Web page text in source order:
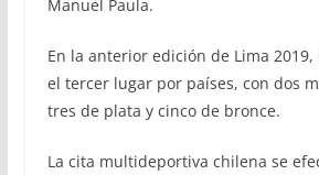
Manuel Paula.
En la anterior edición de Lima
el tercer lugar por países, con dos
tres de plata y cinco de bronce.
La cita multideportiva chilena se